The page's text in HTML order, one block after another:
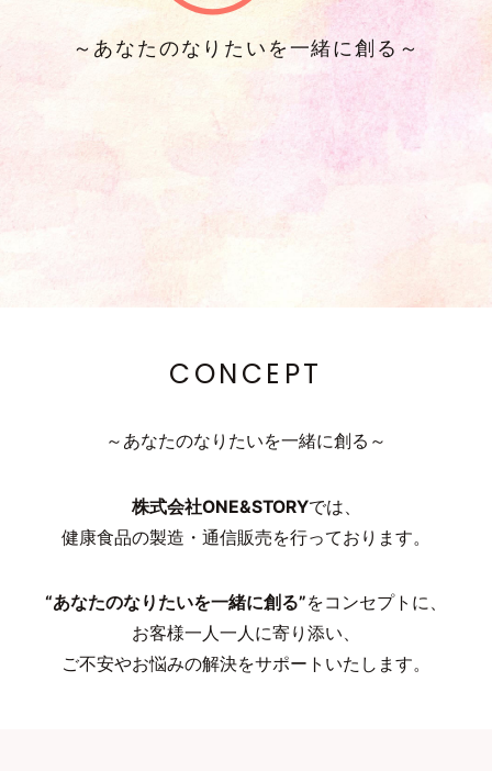
～あなたのなりたいを一緒に創る～
CONCEPT
～あなたのなりたいを一緒に創る～
株式会社ONE&STORYでは、
健康食品の製造・通信販売を行っております。
“あなたのなりたいを一緒に創る”をコンセプトに、
お客様一人一人に寄り添い、
ご不安やお悩みの解決をサポートいたします。